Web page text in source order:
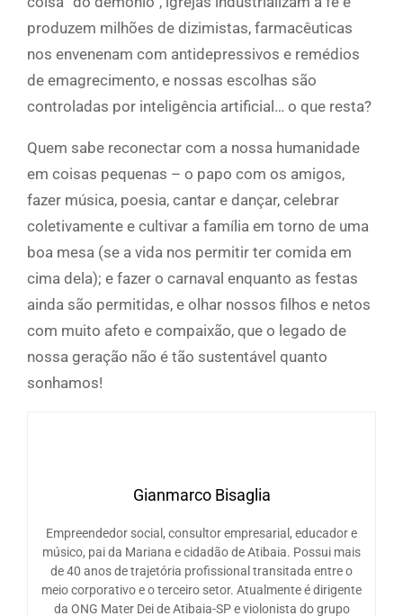
produzem milhões de dizimistas, farmacêuticas
nos envenenam com antidepressivos e remédios
de emagrecimento, e nossas escolhas são
controladas por inteligência artificial… o que resta?
Quem sabe reconectar com a nossa humanidade
em coisas pequenas – o papo com os amigos,
fazer música, poesia, cantar e dançar, celebrar
coletivamente e cultivar a família em torno de uma
boa mesa (se a vida nos permitir ter comida em
cima dela); e fazer o carnaval enquanto as festas
ainda são permitidas, e olhar nossos filhos e netos
com muito afeto e compaixão, que o legado de
nossa geração não é tão sustentável quanto
sonhamos!
Gianmarco Bisaglia
Empreendedor social, consultor empresarial, educador e
músico, pai da Mariana e cidadão de Atibaia. Possui mais
de 40 anos de trajetória profissional transitada entre o
meio corporativo e o terceiro setor. Atualmente é dirigente
da ONG Mater Dei de Atibaia-SP e violonista do grupo